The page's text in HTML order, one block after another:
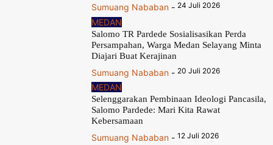
Sumuang Nababan - 24 Juli 2026
MEDAN
Salomo TR Pardede Sosialisasikan Perda
Persampahan, Warga Medan Selayang Minta
Diajari Buat Kerajinan
Sumuang Nababan - 20 Juli 2026
MEDAN
Selenggarakan Pembinaan Ideologi Pancasila,
Salomo Pardede: Mari Kita Rawat
Kebersamaan
Sumuang Nababan - 12 Juli 2026